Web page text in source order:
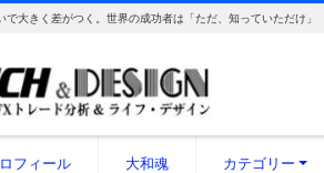
で大きく差がつく。世界の成功者は「ただ、知っていただけ」
フィール 大和魂 カテゴリー